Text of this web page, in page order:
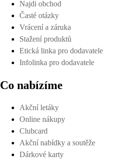
Najdi obchod
Časté otázky
Vrácení a záruka
Stažení produktů
Etická linka pro dodavatele
Infolinka pro dodavatele
Co nabízíme
Akční letáky
Online nákupy
Clubcard
Akční nabídky a soutěže
Dárkové karty